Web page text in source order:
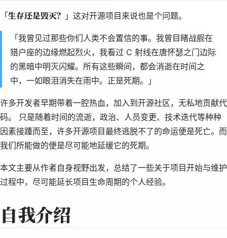
「生存还是毁灭？ 」这对开源项目来说也是个问题。
「我曾见过那些你们人类不会置信的事。我曾目睹战舰在
猎户座的边缘燃起烈火，我看过 C 射线在唐怀瑟之门边际
的黑暗中明灭闪耀。所有这些瞬间，都会消逝在时间之
中，一如眼泪消失在雨中。正是死期。」
许多开发者早期带着一腔热血，加入到开源社区，无私地贡献代
码。 只是随着时间的流逝，政治、人员变更、技术迭代等种种
因素接踵而至，许多开源项目最终逃脱不了的命运便是死亡。而
我们所能做的便是尽可能地延缓它的死期。
本文主要从作者自身视野出发，总结了一些关于项目开始与维护
过程中，尽可能延长项目生命周期的个人经验。
自我介绍